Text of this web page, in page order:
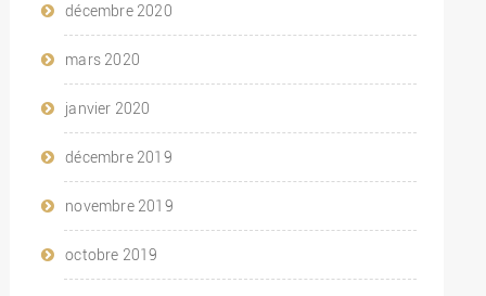
décembre 2020
mars 2020
janvier 2020
décembre 2019
novembre 2019
octobre 2019